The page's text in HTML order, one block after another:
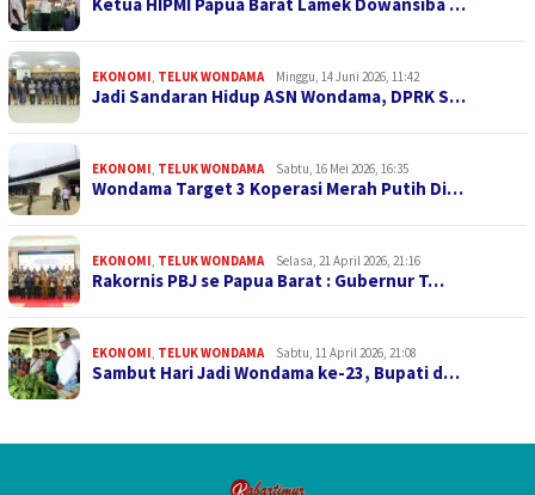
EKONOMI, TELUK WONDAMA Minggu, 14 Juni 2026, 11:42
Jadi Sandaran Hidup ASN Wondama, DPRK S…
EKONOMI, TELUK WONDAMA Sabtu, 16 Mei 2026, 16:35
Wondama Target 3 Koperasi Merah Putih Di…
EKONOMI, TELUK WONDAMA Selasa, 21 April 2026, 21:16
Rakornis PBJ se Papua Barat : Gubernur T…
EKONOMI, TELUK WONDAMA Sabtu, 11 April 2026, 21:08
Sambut Hari Jadi Wondama ke-23, Bupati d…